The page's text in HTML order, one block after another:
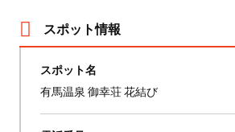
スポット情報
スポット名
有馬温泉 御幸荘 花結び